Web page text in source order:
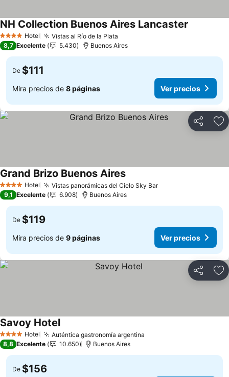
4 EstrellasHotel Vistas al Río de la Plata
NH Collection Buenos Aires Lancaster
8,7 Excelente 5.430 Buenos Aires
De $111
Mira precios de 8 páginas Ver precios
Compartir
4 EstrellasHotel Vistas panorámicas del Cielo Sky Bar
Grand Brizo Buenos Aires
9,1 Excelente 6.908 Buenos Aires
De $119
Mira precios de 9 páginas Ver precios
Compartir
4 EstrellasHotel Auténtica gastronomía argentina
Savoy Hotel
8,8 Excelente 10.650 Buenos Aires
De $156